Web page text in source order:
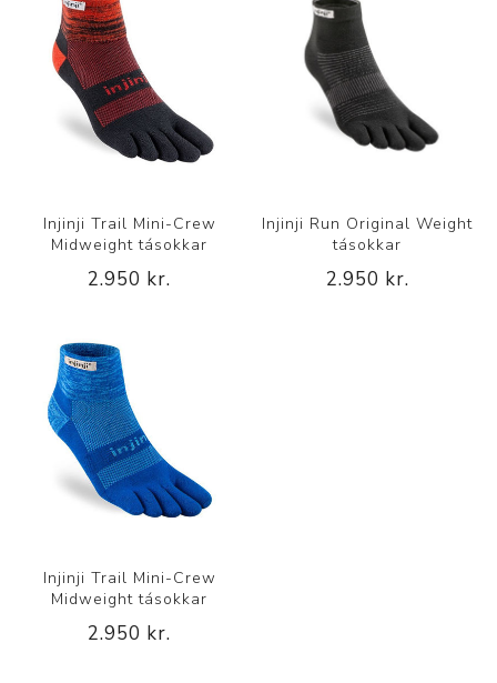
Injinji Trail Mini-Crew
Midweight tásokkar
2.950 kr.
Injinji Run Original Weight
tásokkar
2.950 kr.
Injinji Trail Mini-Crew
Midweight tásokkar
2.950 kr.